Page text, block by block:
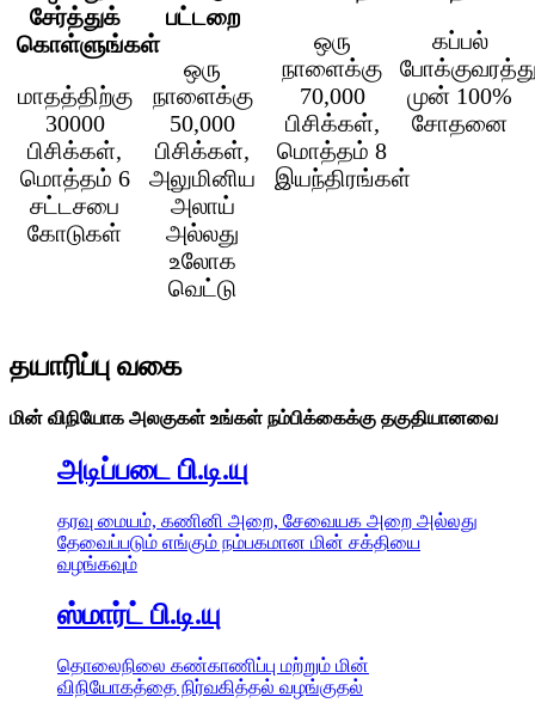
சேர்த்துக்
கொள்ளுங்கள்
மாதத்திற்கு
30000
பிசிக்கள்,
மொத்தம் 6
சட்டசபை
கோடுகள்
பட்டறை
ஒரு
நாளைக்கு
50,000
பிசிக்கள்,
அலுமினிய
அலாய்
அல்லது
உலோக
வெட்டு
ஒரு
நாளைக்கு
70,000
பிசிக்கள்,
மொத்தம் 8
இயந்திரங்கள்
கப்பல்
முன் 100%
சோதனை
தயாரிப்பு வகை
மின் விநியோக அலகுகள் உங்கள் நம்பிக்கைக்கு தகுதியானவை
அடிப்படை பி.டி.யு
தரவு மையம், கணினி அறை, சேவையக அறை அல்லது
தேவைப்படும் எங்கும் நம்பகமான மின் சக்தியை
வழங்கவும்
ஸ்மார்ட் பி.டி.யு
தொலைநிலை கண்காணிப்பு மற்றும் மின்
விநியோகத்தை நிர்வகித்தல் வழங்குதல்